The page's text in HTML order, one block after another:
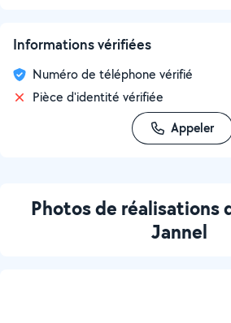
Informations vérifiées
Numéro de téléphone vérifié
Pièce d'identité vérifiée
Appeler
Photos de réalisations
Jannel